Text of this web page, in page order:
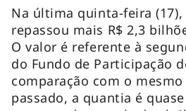
Na última quinta-feira (17),
repassou mais R$ 2,3
O valor é referente à
do Fundo de Participação
comparação com o
passado, a quantia é